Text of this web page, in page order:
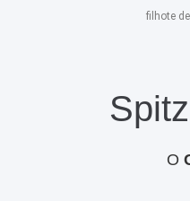
filhote
O